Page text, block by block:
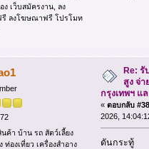
ง เว็บสมัครงาน, ลง
รี ลงโฆษณาฟรี โปรโมท
ค้า บ้าน รถ สัตว์เลี้ยง
ท่องเที่ยว เครื่องสำอาง
Re: รั
สูง จ่
กรุงเทพฯ
« ตอบกลับ
2026,
ดันกระทู้